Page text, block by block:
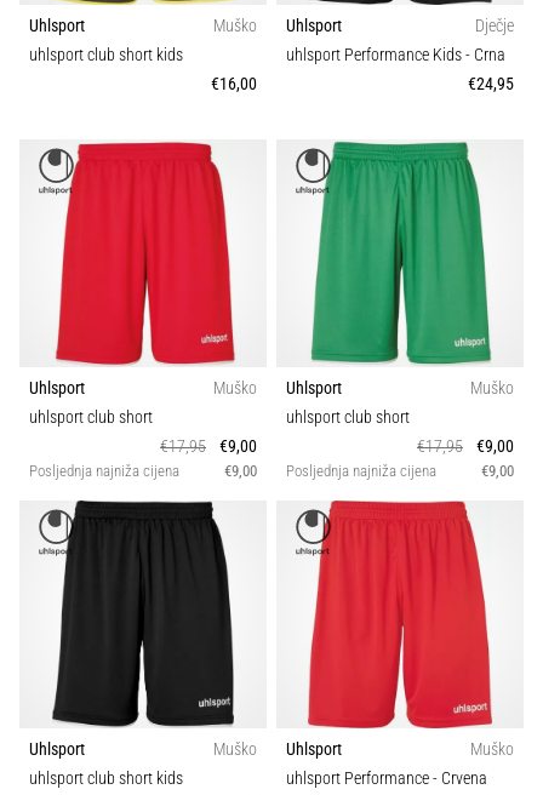
sa
službenim
dresovima
Nike,
adidas
PUMA.
svake
utakmice,
gola…
sve
članke
Uhlsport
Muško
uhlsport club short kids
€16,00
Uhlsport
Dječje
uhlsport Performance Kids- Crna
€24,95
Uhlsport
Muško
uhlsport club short
€17,95
€9,00
Posljednja najniža cijena €9,00
Uhlsport
Muško
uhlsport club short
€17,95
€9,00
Posljednja najniža cijena €9,00
Uhlsport
Muško
uhlsport club short kids
Uhlsport
Muško
uhlsport Performance- Crvena